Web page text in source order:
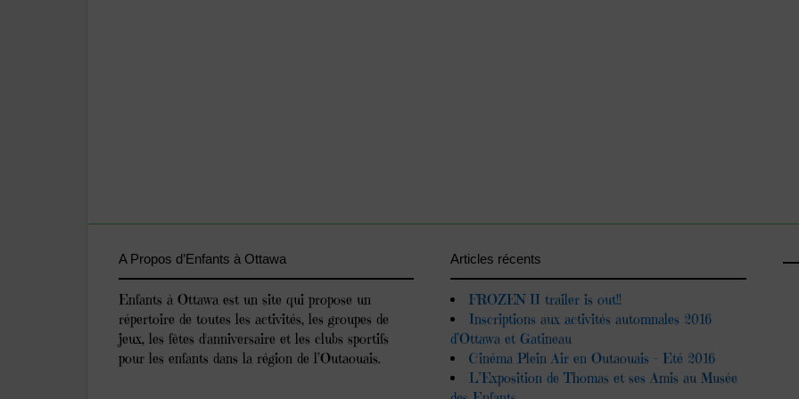
A Propos d’Enfants à Ottawa
Enfants à Ottawa est un site qui propose un
répertoire de toutes les activités, les groupes de
jeux, les fêtes d'anniversaire et les clubs sportifs
pour les enfants dans la région de l’Outaouais.
Articles récents
FROZEN II trailer is out!!
Inscriptions aux activités automnales 2016
d’Ottawa et Gatineau
Cinéma Plein Air en Outaouais – Eté 2016
L’Exposition de Thomas et ses Amis au Musée